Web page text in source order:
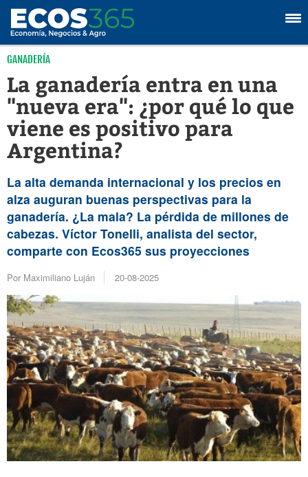
GANADERÍA
La ganadería entra en una
"nueva era": ¿por qué lo que
viene es positivo para
Argentina?
La alta demanda internacional y los precios en
alza auguran buenas perspectivas para la
ganadería. ¿La mala? La pérdida de millones de
cabezas. Víctor Tonelli, analista del sector,
comparte con Ecos365 sus proyecciones
Por Maximiliano Luján 20-08-2025